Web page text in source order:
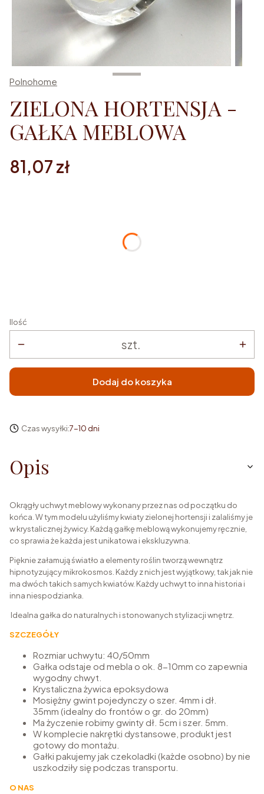
Polnohome
ZIELONA HORTENSJA -
GAŁKA MEBLOWA
Cena
81,07 zł
Ilość
szt.
Dodaj do koszyka
Czas wysyłki:7-10 dni
Opis
Okrągły uchwyt meblowy wykonany przez nas od początku do
końca. W tym modelu użyliśmy kwiaty zielonej hortensji i zalaliśmy je
w krystalicznej żywicy. Każdą gałkę meblową wykonujemy ręcznie,
co sprawia że każda jest unikatowa i ekskluzywna.
Pięknie załamują światło a elementy roślin tworzą wewnątrz
hipnotyzujący mikrokosmos. Każdy z nich jest wyjątkowy, tak jak nie
ma dwóch takich samych kwiatów. Każdy uchwyt to inna historia i
inna niespodzianka.
Idealna gałka do naturalnych i stonowanych stylizacji wnętrz.
SZCZEGÓŁY
Rozmiar uchwytu: 40/50mm
Gałka odstaje od mebla o ok. 8-10mm co zapewnia
wygodny chwyt.
Krystaliczna żywica epoksydowa
Mosiężny gwint pojedynczy o szer. 4mm i dł.
35mm (idealny do frontów o gr. do 20mm)
Ma życzenie robimy gwinty dł. 5cm i szer. 5mm.
W komplecie nakrętki dystansowe, produkt jest
gotowy do montażu.
Gałki pakujemy jak czekoladki (każde osobno) by nie
uszkodziły się podczas transportu.
O NAS